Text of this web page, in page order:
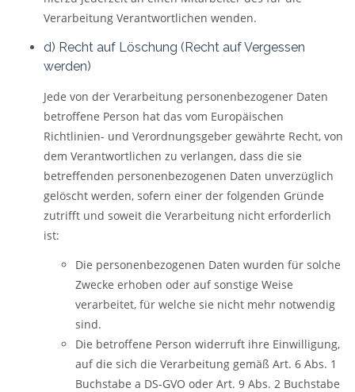
Verarbeitung Verantwortlichen wenden.
d) Recht auf Löschung (Recht auf Vergessen
werden)
Jede von der Verarbeitung personenbezogener Daten
betroffene Person hat das vom Europäischen
Richtlinien- und Verordnungsgeber gewährte Recht, von
dem Verantwortlichen zu verlangen, dass die sie
betreffenden personenbezogenen Daten unverzüglich
gelöscht werden, sofern einer der folgenden Gründe
zutrifft und soweit die Verarbeitung nicht erforderlich
ist:
Die personenbezogenen Daten wurden für solche
Zwecke erhoben oder auf sonstige Weise
verarbeitet, für welche sie nicht mehr notwendig
sind.
Die betroffene Person widerruft ihre Einwilligung,
auf die sich die Verarbeitung gemäß Art. 6 Abs. 1
Buchstabe a DS-GVO oder Art. 9 Abs. 2 Buchstabe